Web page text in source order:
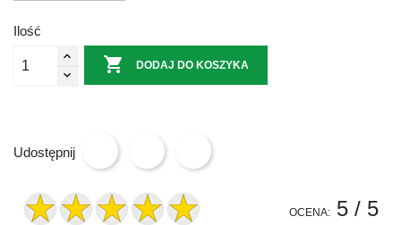
Ilość
 DODAJ DO KOSZYKA
Udostępnij
OCENA: 5 / 5